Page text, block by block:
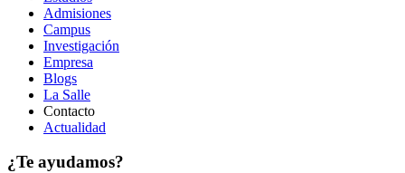
Admisiones
Campus
Investigación
Empresa
Blogs
La Salle
Contacto
Actualidad
¿Te ayudamos?